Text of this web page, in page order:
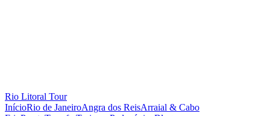
Rio Litoral Tour
InícioRio de JaneiroAngra dos ReisArraial & Cabo